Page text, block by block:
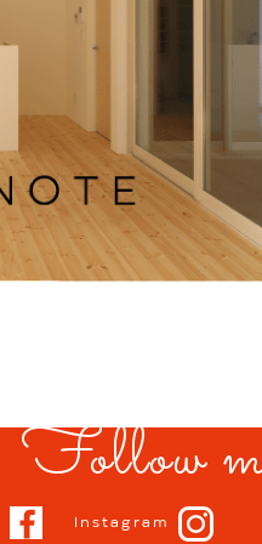
Follow
Instagram